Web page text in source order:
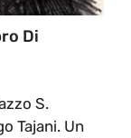
Di
S.
Tajani. Un